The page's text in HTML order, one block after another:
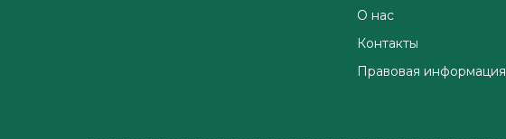
О нас
Контакты
Правовая информация